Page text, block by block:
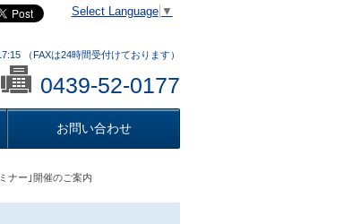
Select Language ▼
（FAXは24時間受付けております）
0439-52-0177
お問い合わせ
ナー｣開催のご案内